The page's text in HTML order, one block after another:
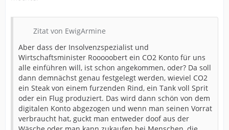
Zitat von EwigArmine
Aber dass der Insolvenzspezialist und
Wirtschaftsminister Rooooobert ein CO2 Konto für uns
alle einführen will, ist schon angekommen, oder? Da soll
dann demnächst genau festgelegt werden, wieviel CO2
ein Steak von einem furzenden Rind, ein Tank voll Sprit
oder ein Flug produziert. Das wird dann schön von dem
digitalen Konto abgezogen und wenn man seinen Vorrat
verbraucht hat, guckt man entweder doof aus der